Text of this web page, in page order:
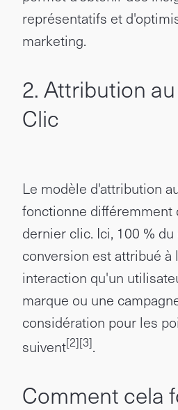
représentatifs et
marketing.
2. Attribution
Clic
Le modèle d'attribution
fonctionne différemment
dernier clic. Ici, 100 %
conversion est attribué
interaction qu'un
marque ou une
considération pour les
suivent[2][3].
Comment cela